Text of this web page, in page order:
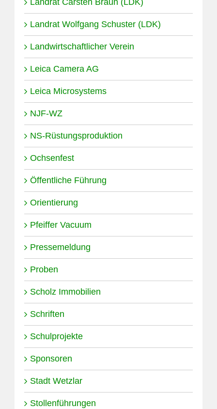
Landrat Carsten Braun (LDK)
Landrat Wolfgang Schuster (LDK)
Landwirtschaftlicher Verein
Leica Camera AG
Leica Microsystems
NJF-WZ
NS-Rüstungsproduktion
Ochsenfest
Öffentliche Führung
Orientierung
Pfeiffer Vacuum
Pressemeldung
Proben
Scholz Immobilien
Schriften
Schulprojekte
Sponsoren
Stadt Wetzlar
Stollenführungen